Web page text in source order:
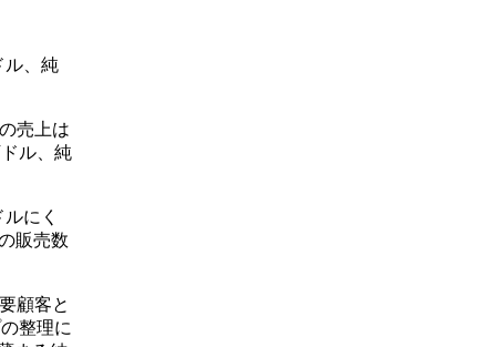
ル、純
売上は
ル、純
にく
販売数
顧客と
整理に